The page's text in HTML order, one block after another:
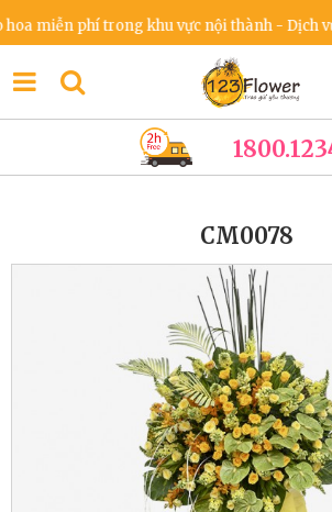
miễn phí trong khu vực nội thành - Dịch vụ
CM0078